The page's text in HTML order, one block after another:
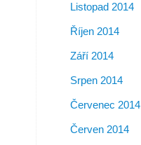
Listopad 2014
Říjen 2014
Září 2014
Srpen 2014
Červenec 2014
Červen 2014